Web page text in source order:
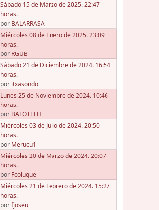
Sábado 15 de Marzo de 2025. 22:47
horas.
por BALARRASA
Miércoles 08 de Enero de 2025. 23:09
horas.
por RGUB
Sábado 21 de Diciembre de 2024. 16:54
horas.
por itxasondo
Lunes 25 de Noviembre de 2024. 10:46
horas.
por BALOTELLI
Miércoles 03 de Julio de 2024. 20:50
horas.
por Merucu1
Miércoles 20 de Marzo de 2024. 20:07
horas.
por Fcoluque
Miércoles 21 de Febrero de 2024. 15:27
horas.
porfjoseu